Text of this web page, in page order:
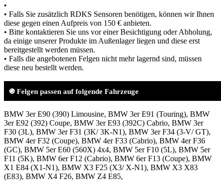
•
• Falls Sie zusätzlich RDKS Sensoren benötigen, können wir Ihnen
diese gegen einen Aufpreis von 150 € anbieten.
• Bitte kontaktieren Sie uns vor einer Besichtigung oder Abholung,
da einige unserer Produkte im Außenlager liegen und diese erst
bereitgestellt werden müssen.
• Falls die angebotenen Felgen nicht mehr lagernd sind, müssen
diese neu bestellt werden.
֍ Felgen passen auf folgende Fahrzeuge
BMW 3er E90 (390) Limousine, BMW 3er E91 (Touring), BMW
3er E92 (392) Coupe, BMW 3er E93 (392C) Cabrio, BMW 3er
F30 (3L), BMW 3er F31 (3K/ 3K-N1), BMW 3er F34 (3-V/ GT),
BMW 4er F32 (Coupe), BMW 4er F33 (Cabrio), BMW 4er F36
(GC), BMW 5er E60 (560X) 4x4, BMW 5er F10 (5L), BMW 5er
F11 (5K), BMW 6er F12 (Cabrio), BMW 6er F13 (Coupe), BMW
X1 E84 (X1-N1), BMW X3 F25 (X3/ X-N1), BMW X3 X83
(E83), BMW X4 F26, BMW Z4 E85,